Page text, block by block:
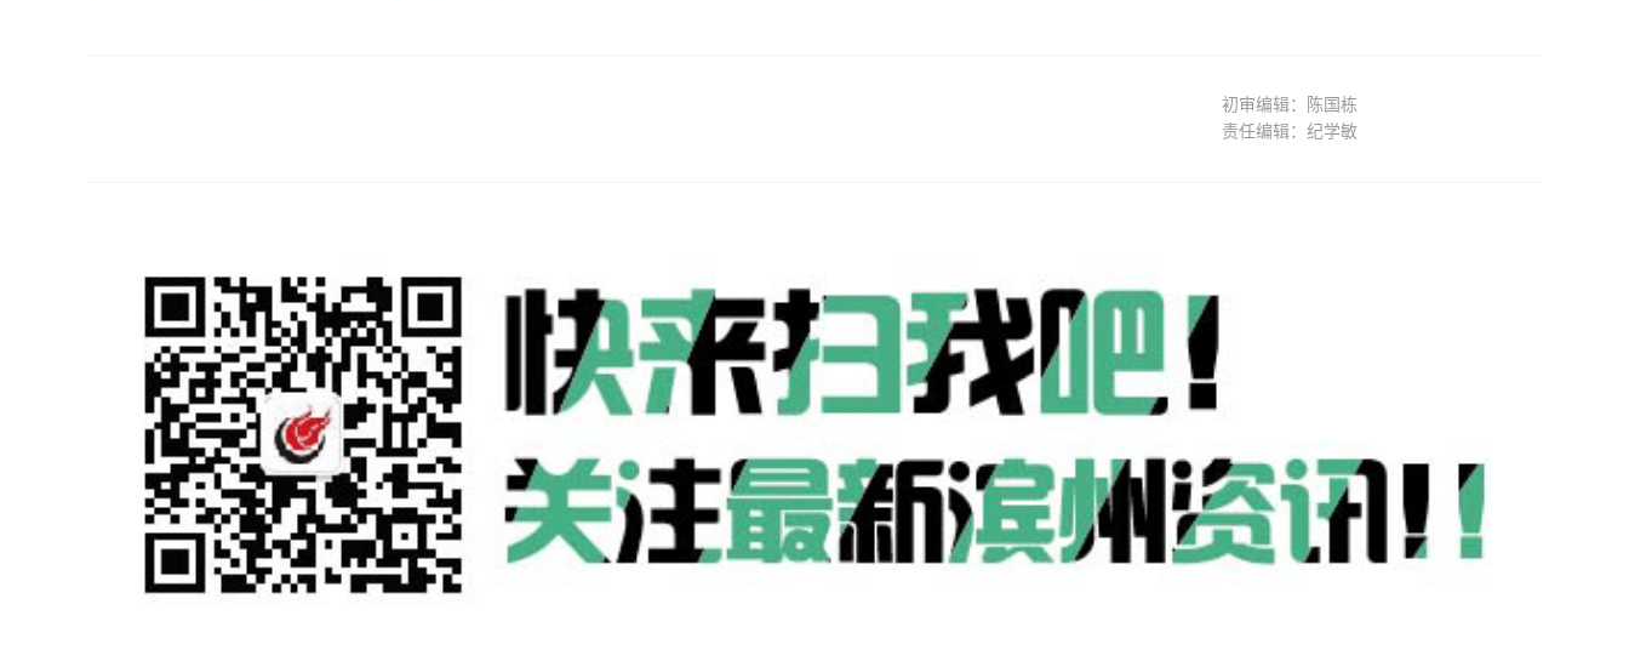
初审编辑：陈国栋
责任编辑：纪学敏